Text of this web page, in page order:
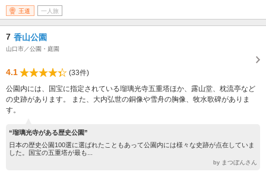
王道 一人旅
7 香山公園
山口市／公園・庭園
4.1
(33件)
公園内には、国宝に指定されている瑠璃光寺五重塔ほか、露山堂、枕流亭など
の史跡があります。 また、大内弘世の銅像や雪舟の胸像、牧水歌碑がありま
す。
“瑠璃光寺がある歴史公園”
日本の歴史公園100選に選ばれたこともあって公園内には様々な史跡が点在していま
した。国宝の五重塔が最も...
by まつぼんさん